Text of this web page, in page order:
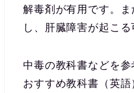
解毒剤が有用です。
し、肝臓障害が起こ
中毒の教科書などを
おすすめ教科書（英語